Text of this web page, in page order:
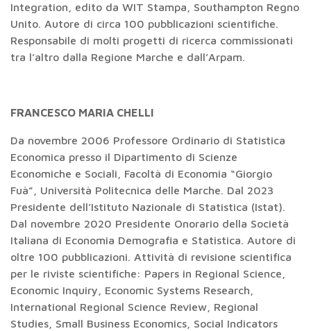
Integration, edito da WIT Stampa, Southampton Regno
Unito. Autore di circa 100 pubblicazioni scientifiche.
Responsabile di molti progetti di ricerca commissionati
tra l’altro dalla Regione Marche e dall’Arpam.
FRANCESCO MARIA CHELLI
Da novembre 2006 Professore Ordinario di Statistica
Economica presso il Dipartimento di Scienze
Economiche e Sociali, Facoltà di Economia “Giorgio
Fuà”, Università Politecnica delle Marche. Dal 2023
Presidente dell’Istituto Nazionale di Statistica (Istat).
Dal novembre 2020 Presidente Onorario della Società
Italiana di Economia Demografia e Statistica. Autore di
oltre 100 pubblicazioni. Attività di revisione scientifica
per le riviste scientifiche: Papers in Regional Science,
Economic Inquiry, Economic Systems Research,
International Regional Science Review, Regional
Studies, Small Business Economics, Social Indicators